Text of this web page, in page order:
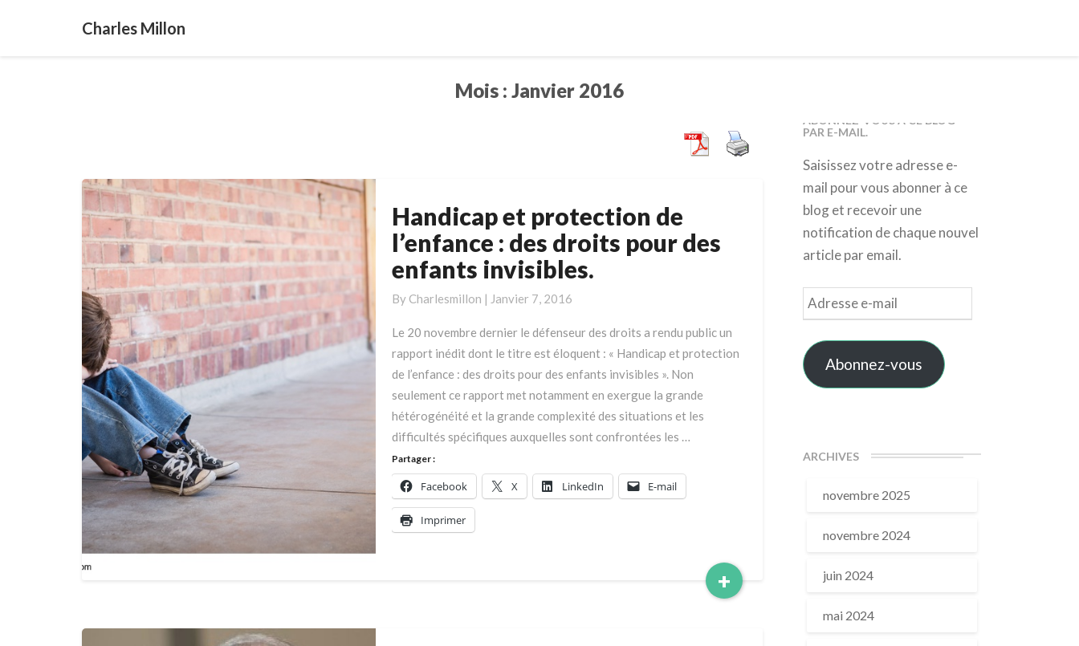
Charles Millon
Mois : Janvier 2016
Handicap
et
protection
de
l’enfance
des
droits
pour
des
enfants
invisibles.
Handicap et protection de
l’enfance : des droits pour des
enfants invisibles.
By Charlesmillon | Janvier 7, 2016
Le 20 novembre dernier le défenseur des droits a rendu public un
rapport inédit dont le titre est éloquent : « Handicap et protection
de l’enfance : des droits pour des enfants invisibles ». Non
seulement ce rapport met notamment en exergue la grande
hétérogénéité et la grande complexité des situations et les
difficultés spécifiques auxquelles sont confrontées les …
+Read
More
Partager :
Facebook X LinkedIn E-mail
Imprimer
ABONNEZ-VOUS À CE BLOG
PAR E-MAIL.
Saisissez votre adresse e-
mail pour vous abonner à ce
blog et recevoir une
notification de chaque nouvel
article par email.
Adresse
e-
mail
Abonnez-vous
ARCHIVES
novembre 2025
novembre 2024
juin 2024
mai 2024